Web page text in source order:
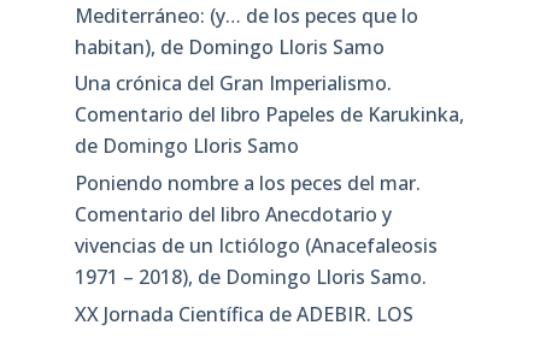
Mediterráneo: (y… de los peces que lo
habitan), de Domingo Lloris Samo
Una crónica del Gran Imperialismo.
Comentario del libro Papeles de Karukinka,
de Domingo Lloris Samo
Poniendo nombre a los peces del mar.
Comentario del libro Anecdotario y
vivencias de un Ictiólogo (Anacefaleosis
1971 – 2018), de Domingo Lloris Samo.
XX Jornada Científica de ADEBIR. LOS